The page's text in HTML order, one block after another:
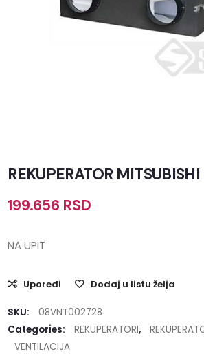
REKUPERATOR
199.656 RSD
NA UPIT
Uporedi Dodaj u listu želja
SKU:
08VNT002728
Categories:
REKUPERATORI,
VENTILACIJA